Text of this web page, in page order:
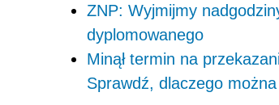
ZNP: Wyjmijmy
dyplomowanego
Minął termin na
Sprawdź, dlaczego